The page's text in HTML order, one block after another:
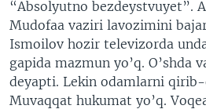
“Absolyutno bezdeystvuyet”.
Mudofaa vaziri lavozimini
Ismoilov hozir televizorda
gapida mazmun yo’q. O’shda
deyapti. Lekin odamlarni
Muvaqqat hukumat yo’q.